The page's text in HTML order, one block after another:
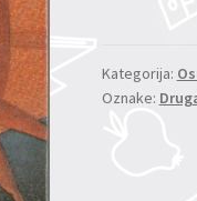
Kategorija:
Oznake: